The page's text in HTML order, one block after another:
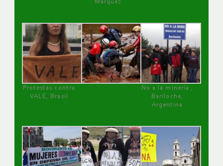
Márquez
Protestas contra
VALE, Brasil
No a la minería ,
Bariloche,
Argentina